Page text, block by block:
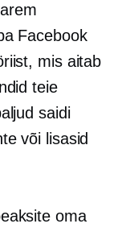
Facebook
mis aitab
teie
saidi
või lisasid
oma